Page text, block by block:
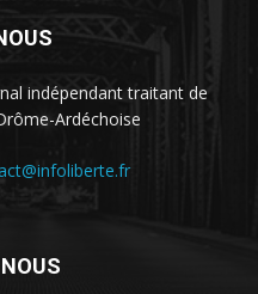
indépendant traitant de
Ardéchoise